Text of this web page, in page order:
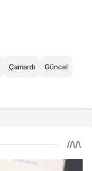
Çamardı Güncel